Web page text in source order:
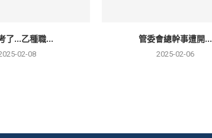
了…乙種職...
02-08
管委會總幹事遭開...
2025-02-06